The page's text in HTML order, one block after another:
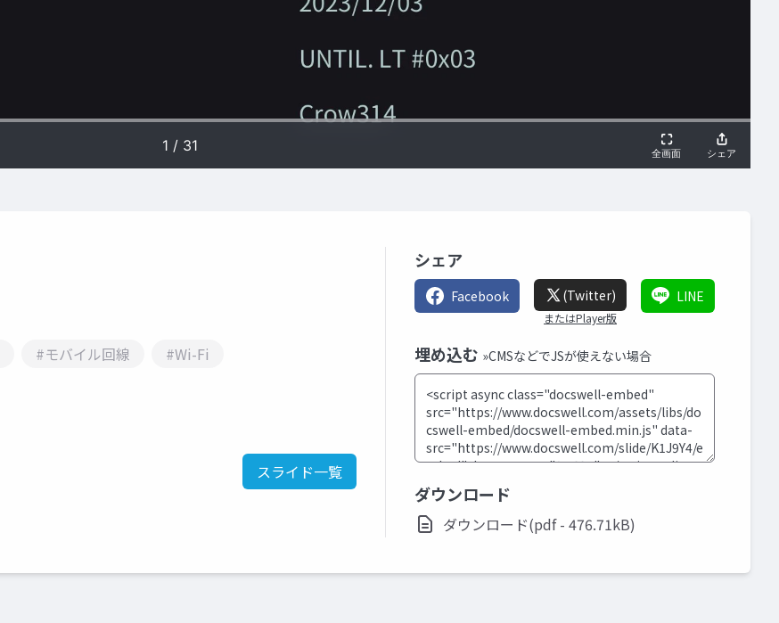
#モバイル回線 #Wi-Fi
スライド一覧
シェア
Facebook (Twitter)
またはPlayer版
LINE
埋め込む »CMSなどでJSが使えない場合
ダウンロード
ダウンロード(pdf - 476.71kB)